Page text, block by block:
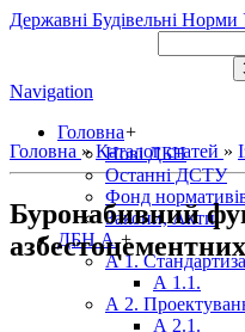
Державні Будівельні Норми
Navigation
Головна+
Нові ДБН
Останні ДСТУ
Фонд
Закони, Акти
ДБН А.+
А 1.
А 1.1.
А 2.
А 2.1.
Головна » Каталог статей »
Буронабивний